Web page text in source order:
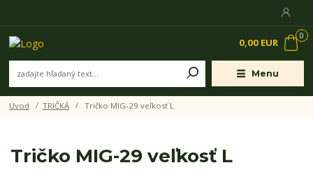
Menu
0
0,00 EUR
Úvod TRIČKÁ Tričko MIG-29 veľkosť L
Tričko MIG-29 veľkosť L